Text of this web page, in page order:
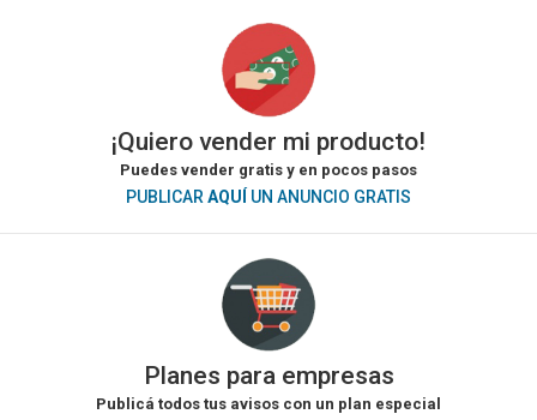
¡Quiero vender mi producto!
Puedes vender gratis y en pocos pasos
PUBLICAR AQUÍ UN ANUNCIO GRATIS
Planes para empresas
Publicá todos tus avisos con un plan especial